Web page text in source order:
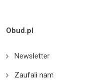
Obud.pl
Newsletter
Zaufali nam